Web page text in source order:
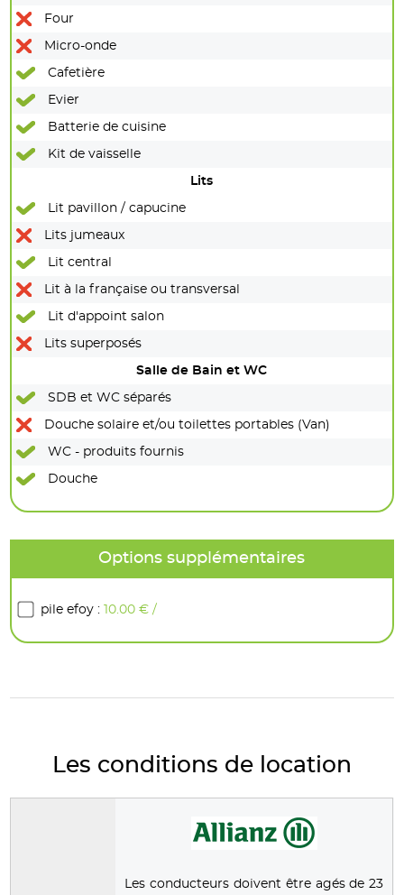
Four
Micro-onde
Cafetière
Evier
Batterie de cuisine
Kit de vaisselle
Lits
Lit pavillon / capucine
Lits jumeaux
Lit central
Lit à la française ou transversal
Lit d'appoint salon
Lits superposés
Salle de Bain et WC
SDB et WC séparés
Douche solaire et/ou toilettes portables (Van)
WC - produits fournis
Douche
Options supplémentaires
pile efoy :10.00 € /
jour
Les conditions de location
Les conducteurs doivent être agés de 23